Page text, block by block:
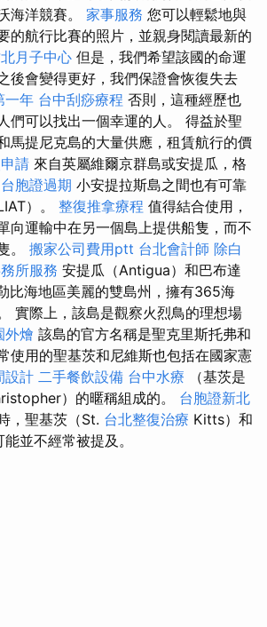
海洋競賽。 家事服務 您可以輕鬆地與
的航行比賽的照片，並親身閱讀最新的
月子中心 但是，我們希望該國的命運
後會變得更好，我們保證會恢復失去
一年 台中刮痧療程 否則，這種經歷也
們可以找出一個幸運的人。 得益於聖
馬提尼克島的大量供應，租賃航行的價
請 來自英屬維爾京群島或安提瓜，格
台胞證過期 小安提拉斯島之間也有可靠
）。 整復推拿療程 值得結合使用，
向運輸中在另一個島上提供船隻，而不
。 搬家公司費用ptt 台北會計師 除白
所服務 安提瓜（Antigua）和巴布達
比海地區美麗的雙島州，擁有365海
實際上，該島是觀察火烈鳥的理想場
外燴 該島的官方名稱是聖克里斯托弗和
使用的聖基茨和尼維斯也包括在國家憲
設計 二手餐飲設備 台中水療
（基茨是
）的暱稱組成的。 台胞證新北
，聖基茨（St. 台北整復治療 Kitts）和
並不經常被提及。